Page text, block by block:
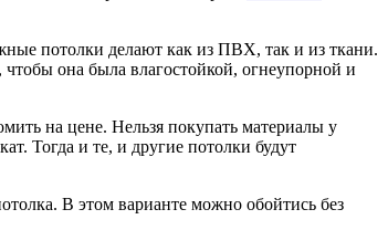
потолки делают как из ПВХ, так и из ткани.
она была влагостойкой, огнеупорной и
на цене. Нельзя покупать материалы у
Тогда и те, и другие потолки будут
В этом варианте можно обойтись без